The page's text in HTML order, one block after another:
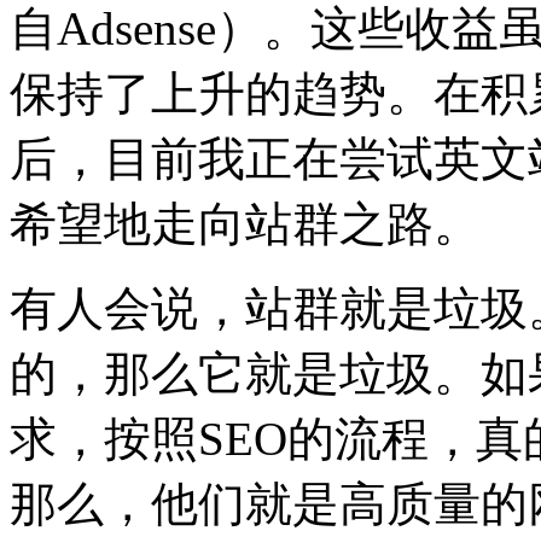
自Adsense）。这些收益
保持了上升的趋势。在
后，目前我正在尝试英
希望地走向站群之路。
有人会说，站群就是垃
的，那么它就是垃圾。
求，按照SEO的流程，
那么，他们就是高质量